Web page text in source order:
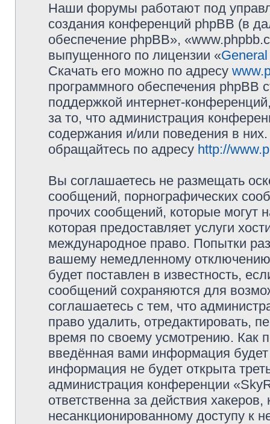
Наши форумы работают под
создания конференций phpBB (в
обеспечение phpBB»,
выпущенного по лицензии «
Скачать его можно по адресу
программного обеспечения phpBB
поддержкой интернет-
за то, что администрация
содержания и/или поведения в
обращайтесь по адресу http://
Вы соглашаетесь не размещать
сообщений, порнографических
прочих сообщений, которые могут
которая предоставляет услуги
международное право. Попытки
вашему немедленному
будет поставлен в известность,
сообщений сохраняются для
соглашаетесь с тем, что
право удалить, отредактировать,
время по своему усмотрению. Как
введённая вами информация
информация не будет открыта
администрация конференции
ответственна за действия
несанкционированному доступу к